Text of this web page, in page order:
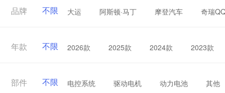
品牌 不限 大运 阿斯顿·马丁 摩登汽车 奇瑞
年款 不限 2026款 2025款 2024款 2023款
部件 不限 电控系统 驱动电机 动力电池 其他